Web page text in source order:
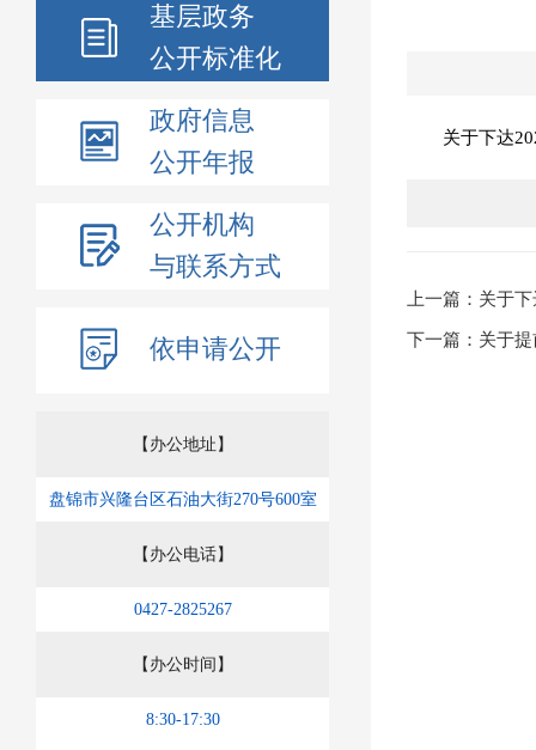
基层政务
公开标准化
政府信息
公开年报
公开机构
与联系方式
依申请公开
【办公地址】
盘锦市兴隆台区石油大街270号600室
【办公电话】
0427-2825267
【办公时间】
8:30-17:30
关于下达
上一篇：关于
下一篇：关于